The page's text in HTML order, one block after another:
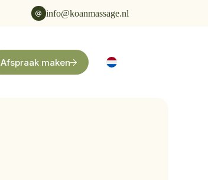
info@koanmassage.nl
Afspraak maken